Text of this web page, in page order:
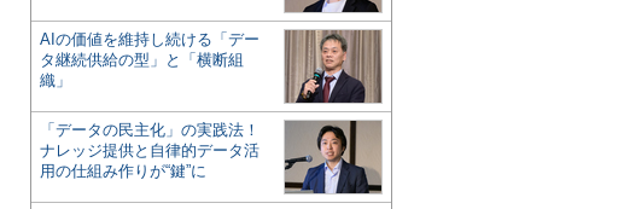
AIの価値を維持し続ける「デー
タ継続供給の型」と「横断組
織」
「データの民主化」の実践法！
ナレッジ提供と自律的データ活
用の仕組み作りが“鍵”に